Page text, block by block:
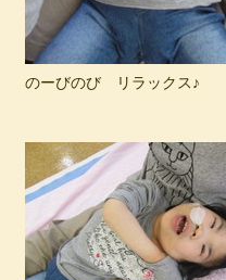
のーびのび リラックス♪